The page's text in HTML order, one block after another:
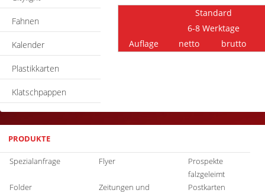
Fahnen
Kalender
Plastikkarten
Klatschpappen
Standard
6-8 Werktage
Auflage
netto brutto
PRODUKTE
Spezialanfrage Flyer
Prospekte
falzgeleimt
Folder
Zeitungen und
Postkarten